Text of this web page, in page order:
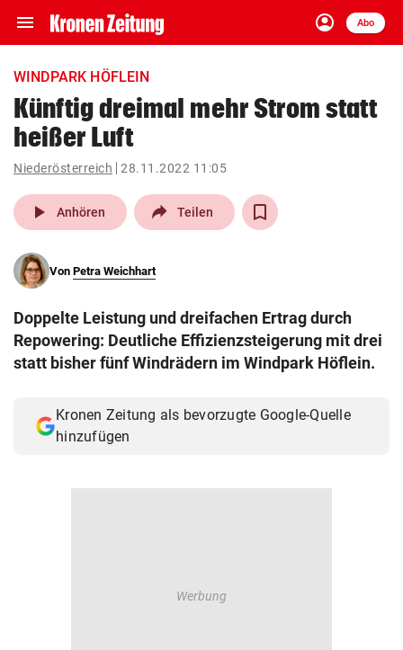
menu Navigation
ein-/ausklappen
account_circle
Anmelden
Abo
close Schließen
account_circle Anmelden
pin_drop
Wien arrow_right
search
eingeben
© Krone Multimedia GmbH & Co KG 2026
Muthgasse 2, 1190 Wien
WINDPARK HÖFLEIN
Künftig dreimal mehr Strom statt
heißer Luft
Niederösterreich 28.11.2022 11:05
play_arrow Anhören Teilen
Von Petra Weichhart
Doppelte Leistung und dreifachen Ertrag durch
Repowering: Deutliche Effizienzsteigerung mit drei
statt bisher fünf Windrädern im Windpark Höflein.
Kronen Zeitung als bevorzugte Google-Quelle
hinzufügen